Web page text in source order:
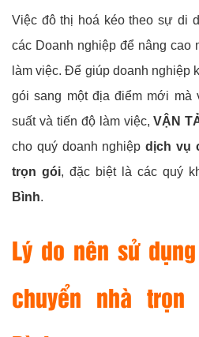
Việc đô thị hoá kéo theo sự di
các Doanh nghiệp để nâng
làm việc. Để giúp doanh nghiệp
gói sang một địa điểm mới mà
suất và tiến độ làm việc,VẬN
cho quý doanh nghiệpdịch vụ
trọn gói, đặc biệt là các quý
Bình.
Lý do nên sử
chuyển nhà